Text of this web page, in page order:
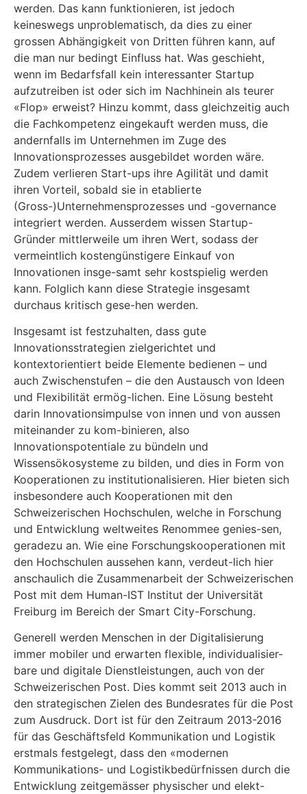
werden. Das kann funktionieren, ist jedoch
keineswegs unproblematisch, da dies zu einer
grossen Abhängigkeit von Dritten führen kann, auf
die man nur bedingt Einfluss hat. Was geschieht,
wenn im Bedarfsfall kein interessanter Startup
aufzutreiben ist oder sich im Nachhinein als teurer
«Flop» erweist? Hinzu kommt, dass gleichzeitig auch
die Fachkompetenz eingekauft werden muss, die
andernfalls im Unternehmen im Zuge des
Innovationsprozesses ausgebildet worden wäre.
Zudem verlieren Start-ups ihre Agilität und damit
ihren Vorteil, sobald sie in etablierte
(Gross-)Unternehmensprozesses und -governance
integriert werden. Ausserdem wissen Startup-
Gründer mittlerweile um ihren Wert, sodass der
vermeintlich kostengünstigere Einkauf von
Innovationen insge-samt sehr kostspielig werden
kann. Folglich kann diese Strategie insgesamt
durchaus kritisch gese-hen werden.
Insgesamt ist festzuhalten, dass gute
Innovationsstrategien zielgerichtet und
kontextorientiert beide Elemente bedienen – und
auch Zwischenstufen – die den Austausch von Ideen
und Flexibilität ermög-lichen. Eine Lösung besteht
darin Innovationsimpulse von innen und von aussen
miteinander zu kom-binieren, also
Innovationspotentiale zu bündeln und
Wissensökosysteme zu bilden, und dies in Form von
Kooperationen zu institutionalisieren. Hier bieten sich
insbesondere auch Kooperationen mit den
Schweizerischen Hochschulen, welche in Forschung
und Entwicklung weltweites Renommee genies-sen,
geradezu an. Wie eine Forschungskooperationen mit
den Hochschulen aussehen kann, verdeut-lich hier
anschaulich die Zusammenarbeit der Schweizerischen
Post mit dem Human-IST Institut der Universität
Freiburg im Bereich der Smart City-Forschung.
Generell werden Menschen in der Digitalisierung
immer mobiler und erwarten flexible, individualisier-
bare und digitale Dienstleistungen, auch von der
Schweizerischen Post. Dies kommt seit 2013 auch in
den strategischen Zielen des Bundesrates für die Post
zum Ausdruck. Dort ist für den Zeitraum 2013-2016
für das Geschäftsfeld Kommunikation und Logistik
erstmals festgelegt, dass den «modernen
Kommunikations- und Logistikbedürfnissen durch die
Entwicklung zeitgemässer physischer und elekt-